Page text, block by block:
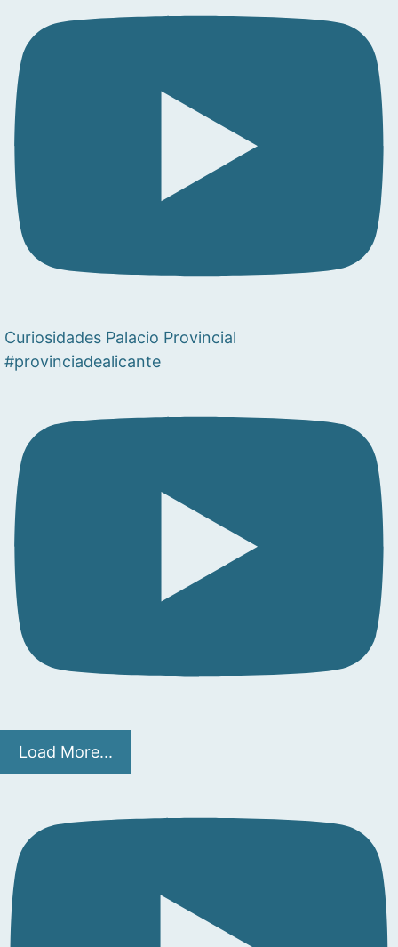
Curiosidades Palacio Provincial
#provinciadealicante
Load More...